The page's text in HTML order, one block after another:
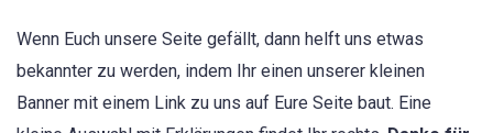
Wenn Euch unsere Seite gefällt, dann helft uns etwas
bekannter zu werden, indem Ihr einen unserer kleinen
Banner mit einem Link zu uns auf Eure Seite baut. Eine